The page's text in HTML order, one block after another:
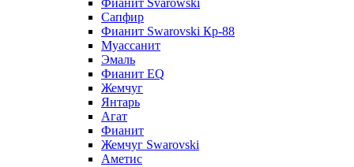
Фианит Svarowski
Сапфир
Фианит Swarovski Кр-88
Муассанит
Эмаль
Фианит EQ
Жемчуг
Янтарь
Агат
Фианит
Жемчуг Swarovski
Аметис